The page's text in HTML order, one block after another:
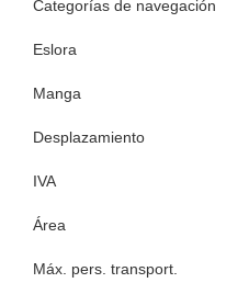
Categorías de navegación
Eslora
Manga
Desplazamiento
IVA
Área
Máx. pers. transport.